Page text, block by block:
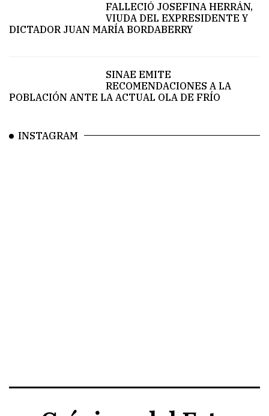
FALLECIÓ JOSEFINA HERRÁN,
VIUDA DEL EXPRESIDENTE Y
DICTADOR JUAN MARÍA BORDABERRY
SINAE EMITE
RECOMENDACIONES A LA
POBLACIÓN ANTE LA ACTUAL OLA DE FRÍO
INSTAGRAM